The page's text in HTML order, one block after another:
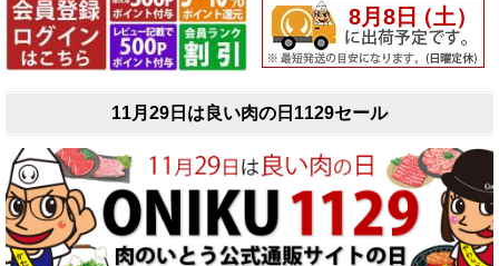
11月29日は良い肉の日1129セール